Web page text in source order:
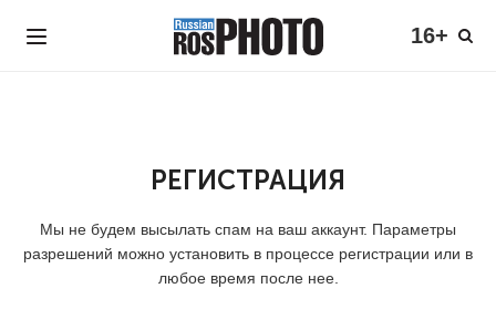
16+
РЕГИСТРАЦИЯ
Мы не будем высылать спам на ваш аккаунт. Параметры
разрешений можно установить в процессе регистрации или в
любое время после нее.